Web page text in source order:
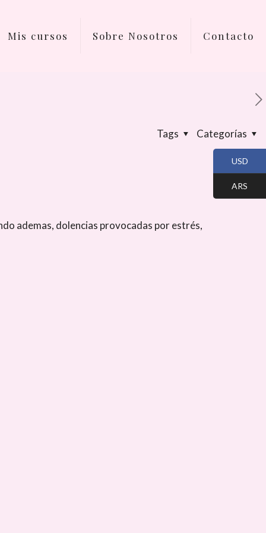
Mis cursos Sobre Nosotros Contacto
Categorías
Tags
ademas, dolencias provocadas por estrés,
USD
ARS